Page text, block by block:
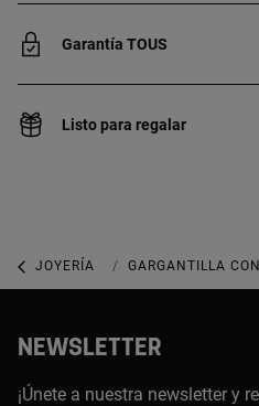
Garantía TOUS
Listo para regalar
JOYERÍA JOYAS BAÑADAS
GARGANTILLA
NEWSLETTER
¡Únete a nuestra newsletter y